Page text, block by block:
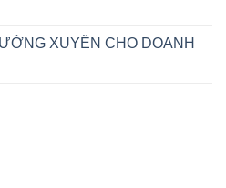
XUYÊN CHO DOANH